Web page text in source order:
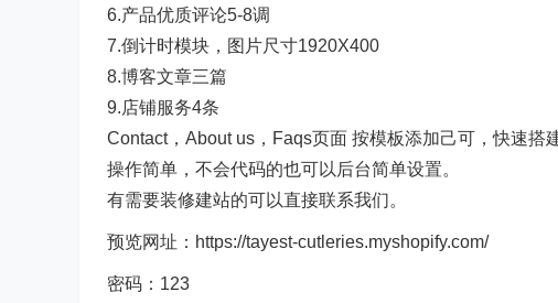
6.产品优质评论5-8调
7.倒计时模块，图片尺寸1920X400
8.博客文章三篇
9.店铺服务4条
Contact，About us，Faqs页面 按模板添加己可，快速搭
操作简单，不会代码的也可以后台简单设置。
有需要装修建站的可以直接联系我们。
预览网址：https://tayest-cutleries.myshopify.com/
密码：123